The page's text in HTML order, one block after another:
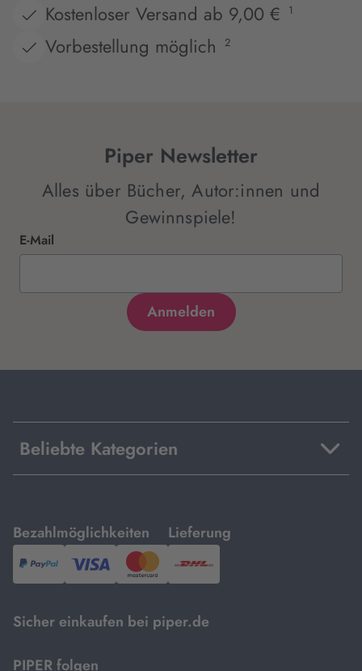
Kostenloser Versand ab 9,00 €
1
Vorbestellung möglich 2
Piper Newsletter
Alles über Bücher, Autor:innen und
Gewinnspiele!
E-Mail
Beliebte Kategorien
Bezahlmöglichkeiten
mit
PayPal,Visa
und
Lieferung
mit
DHL.
Sicher einkaufen bei piper.de
PIPER folgen